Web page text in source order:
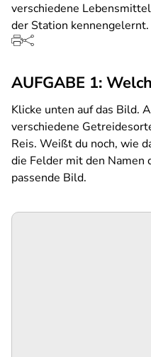
verschiedene
der Station kennengelernt.
AUFGABE 1:
Klicke unten auf das Bild.
verschiedene
Reis. Weißt du noch, wie
die Felder mit den Namen
passende Bild.
SPA